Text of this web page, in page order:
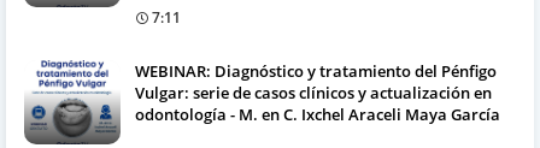
7:11
WEBINAR: Diagnóstico y tratamiento del Pénfigo
Vulgar: serie de casos clínicos y actualización en
odontología - M. en C. Ixchel Araceli Maya García